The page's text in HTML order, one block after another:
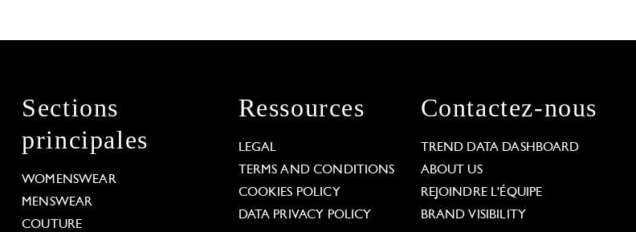
Sections
principales
WOMENSWEAR
MENSWEAR
COUTURE
Ressources
LEGAL
TERMS AND CONDITIONS
COOKIES POLICY
DATA PRIVACY POLICY
Contactez-nous
TREND DATA DASHBOARD
ABOUT US
REJOINDRE L'ÉQUIPE
BRAND VISIBILITY